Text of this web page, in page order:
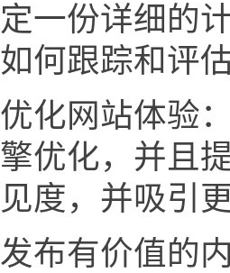
定一份详细的
如何跟踪和评估
优化网站体验
擎优化，并且
见度，并吸引
发布有价值的